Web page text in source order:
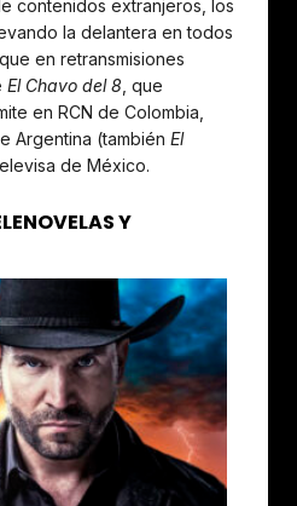
contenidos extranjeros, los
la delantera en todos
en retransmisiones
El Chavo del 8, que
en RCN de Colombia,
Argentina (también El
de México.
Y